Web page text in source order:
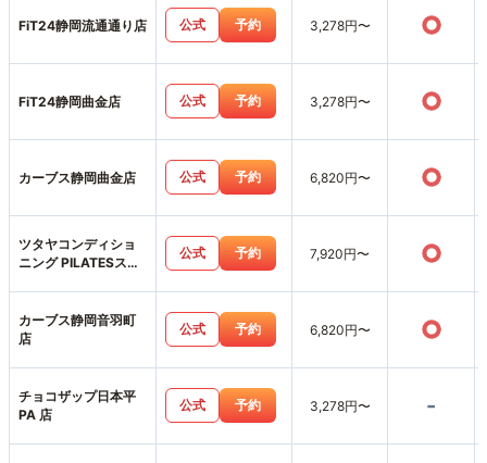
FiT24静岡流通通り店 公式 予約 3,278円〜 ○
FiT24静岡曲金店 公式 予約 3,278円〜 ○
カーブス静岡曲金店 公式 予約 6,820円〜 ○
ツタヤコンディショ
ニング PILATESスポ
公式 予約 7,920円〜 ○
カーブス静岡音羽町
店
公式 予約 6,820円〜 ○
チョコザップ日本平
PA 店
公式 予約 3,278円〜 -